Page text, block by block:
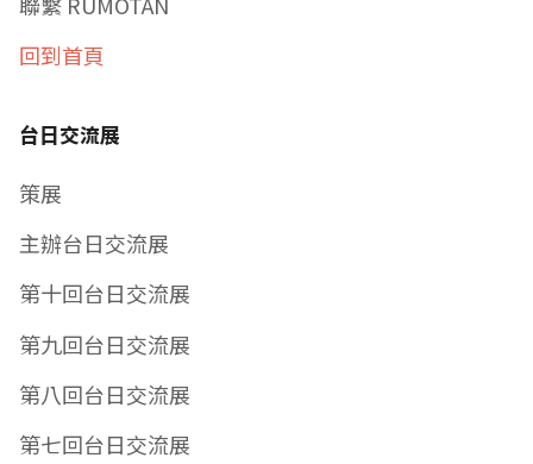
回到首頁
台日交流展
策展
主辦台日交流展
第十回台日交流展
第九回台日交流展
第八回台日交流展
第七回台日交流展